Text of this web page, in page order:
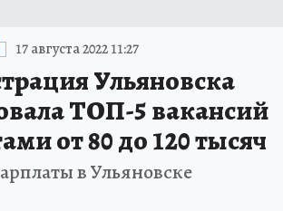
17 августа 2022 11:27
Ульяновска
ТОП-5 вакансий
от 80 до 120 тысяч
в Ульяновске